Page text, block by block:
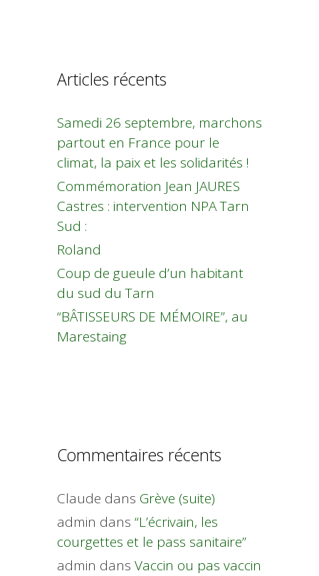
Articles récents
Samedi 26 septembre, marchons
partout en France pour le
climat, la paix et les solidarités !
Commémoration Jean JAURES
Castres : intervention NPA Tarn
Sud :
Roland
Coup de gueule d’un habitant
du sud du Tarn
“BÂTISSEURS DE MÉMOIRE”, au
Marestaing
Commentaires récents
Claude dans Grève (suite)
admin dans “L’écrivain, les
courgettes et le pass sanitaire”
admin dans Vaccin ou pas vaccin